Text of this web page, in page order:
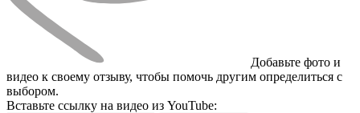
Добавьте фото и
видео к своему отзыву, чтобы помочь другим определиться с
выбором.
Вставьте ссылку на видео из YouTube: